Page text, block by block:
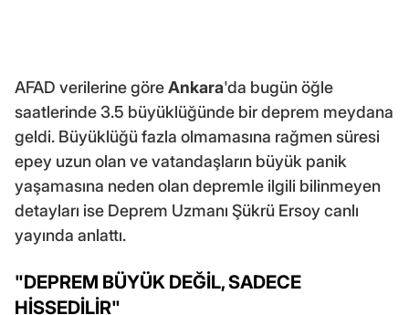
AFAD verilerine göreAnkara'da bugün öğle
saatlerinde 3.5 büyüklüğünde bir deprem meydana
geldi. Büyüklüğü fazla olmamasına rağmen süresi
epey uzun olan ve vatandaşların büyük panik
yaşamasına neden olan depremle ilgili bilinmeyen
detayları ise Deprem Uzmanı Şükrü Ersoy canlı
yayında anlattı.
"DEPREM BÜYÜK DEĞİL, SADECE
HİSSEDİLİR"